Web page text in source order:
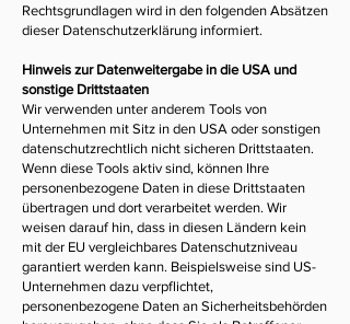
Rechtsgrundlagen wird in den folgenden Absätzen
dieser Datenschutzerklärung informiert.
Hinweis zur Datenweitergabe in die USA und
sonstige Drittstaaten
Wir verwenden unter anderem Tools von
Unternehmen mit Sitz in den USA oder sonstigen
datenschutzrechtlich nicht sicheren Drittstaaten.
Wenn diese Tools aktiv sind, können Ihre
personenbezogene Daten in diese Drittstaaten
übertragen und dort verarbeitet werden. Wir
weisen darauf hin, dass in diesen Ländern kein
mit der EU vergleichbares Datenschutzniveau
garantiert werden kann. Beispielsweise sind US-
Unternehmen dazu verpflichtet,
personenbezogene Daten an Sicherheitsbehörden